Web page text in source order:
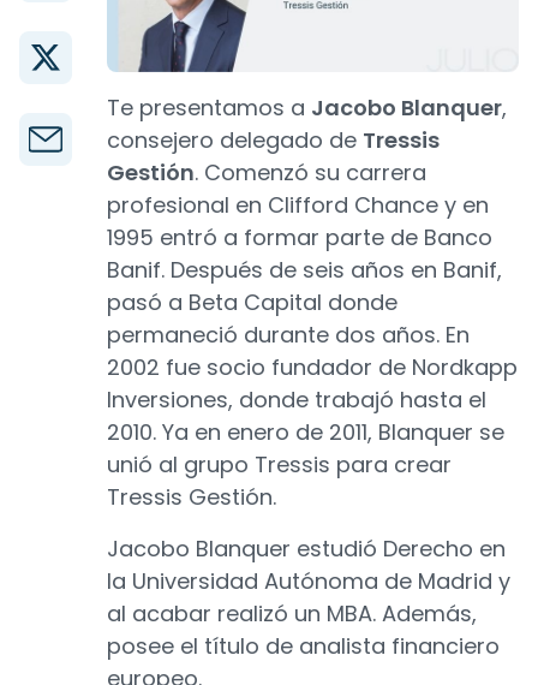
Te presentamos a Jacobo Blanquer,
consejero delegado de Tressis
Gestión. Comenzó su carrera
profesional en Clifford Chance y en
1995 entró a formar parte de Banco
Banif. Después de seis años en Banif,
pasó a Beta Capital donde
permaneció durante dos años. En
2002 fue socio fundador de Nordkapp
Inversiones, donde trabajó hasta el
2010. Ya en enero de 2011, Blanquer se
unió al grupo Tressis para crear
Tressis Gestión.
Jacobo Blanquer estudió Derecho en
la Universidad Autónoma de Madrid y
al acabar realizó un MBA. Además,
posee el título de analista financiero
europeo.